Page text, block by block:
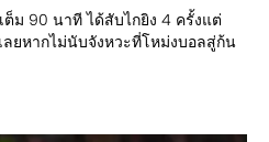
ต็ม 90 นาที ได้สับไกยิง 4 ครั้งแต่
ยหากไม่นับจังหวะที่โหม่งบอลสู่ก้น